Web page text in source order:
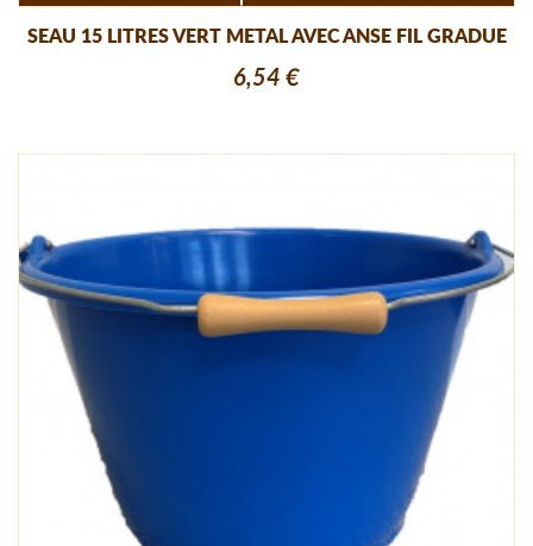
SEAU 15 LITRES VERT METAL AVEC ANSE FIL GRADUE
6,54 €